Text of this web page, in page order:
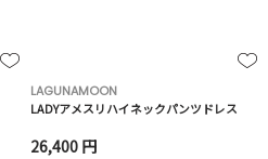
LAGUNAMOON
LADYアメスリハイネックパンツドレス
26,400 円